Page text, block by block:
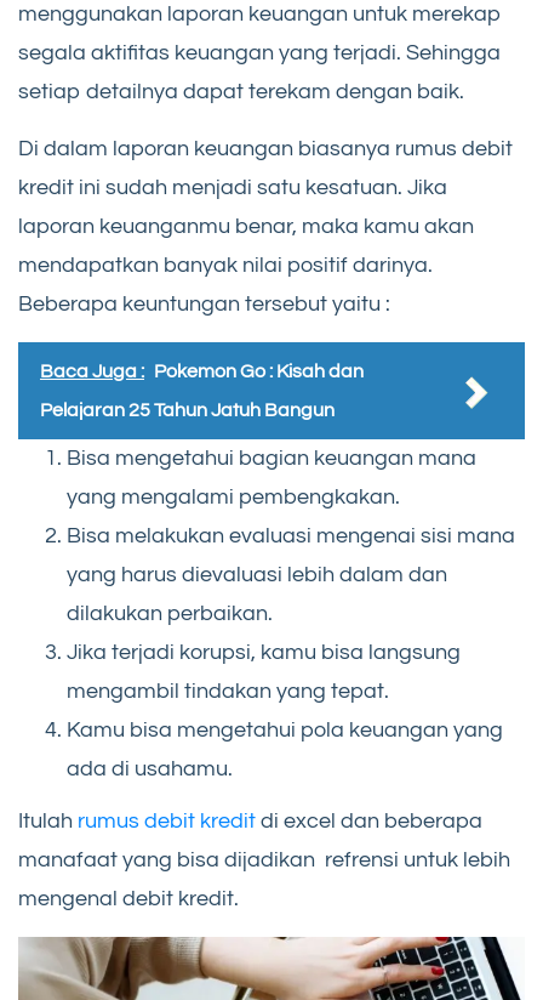
menggunakan laporan keuangan untuk merekap
segala aktifitas keuangan yang terjadi. Sehingga
setiap detailnya dapat terekam dengan baik.
Di dalam laporan keuangan biasanya rumus debit
kredit ini sudah menjadi satu kesatuan. Jika
laporan keuanganmu benar, maka kamu akan
mendapatkan banyak nilai positif darinya.
Beberapa keuntungan tersebut yaitu :
Baca Juga : Pokemon Go : Kisah dan
Pelajaran 25 Tahun Jatuh Bangun
Bisa mengetahui bagian keuangan mana
yang mengalami pembengkakan.
Bisa melakukan evaluasi mengenai sisi mana
yang harus dievaluasi lebih dalam dan
dilakukan perbaikan.
Jika terjadi korupsi, kamu bisa langsung
mengambil tindakan yang tepat.
Kamu bisa mengetahui pola keuangan yang
ada di usahamu.
Itulah rumus debit kredit di excel dan beberapa
manafaat yang bisa dijadikan refrensi untuk lebih
mengenal debit kredit.